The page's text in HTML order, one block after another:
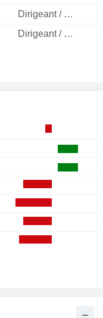
Dirigeant / cadre principal
Dirigeant / cadre principal